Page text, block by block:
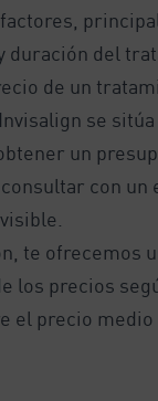
duración del
de un
se sitúa
un
con un
te ofrecemos
los precios
el precio